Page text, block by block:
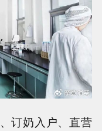
订奶入户、直营